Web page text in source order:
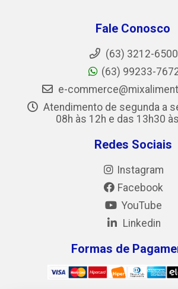
Fale Conosco
(63) 3212-6500
(63) 99233-
e-
Atendimento de segunda a
08h às 12h e das 13h30
Redes Sociais
Instagram
Facebook
YouTube
Linkedin
Formas de